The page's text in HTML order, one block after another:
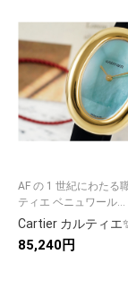
AF の 1 世紀にわたる
ティエ ベニュワール...
85,240円